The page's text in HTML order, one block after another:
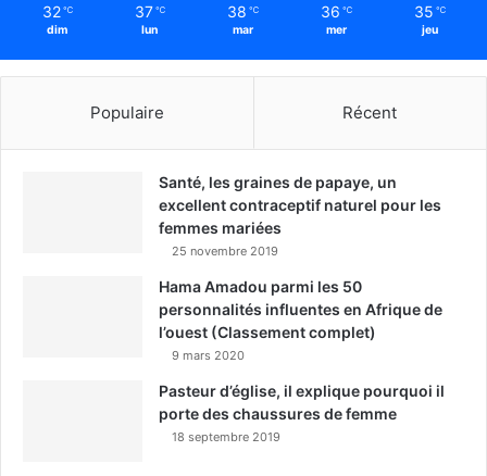
32 ℃
dim
37 ℃
lun
38 ℃
mar
36 ℃
mer
35 ℃
jeu
Populaire Récent
Santé, les graines de papaye, un
excellent contraceptif naturel pour les
femmes mariées
25 novembre 2019
Hama Amadou parmi les 50
personnalités influentes en Afrique de
l’ouest (Classement complet)
9 mars 2020
Pasteur d’église, il explique pourquoi il
porte des chaussures de femme
18 septembre 2019